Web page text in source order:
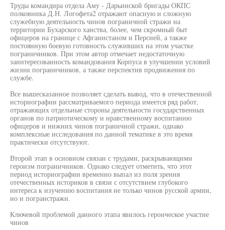
Труды командира отдела Аму - Дарьинской бригады ОКПС
полковника Д.Н. Логофета2 отражают опасную и сложную
служебную деятельность чинов пограничной стражи на
территории Бухарского ханства, более, чем скромный быт
офицеров на границе с Афганистаном и Персией, а также
постоянную боевую готовность служивших на этом участке
пограничников. При этом автор отмечает недостаточную
заинтересованность командования Корпуса в улучшении условий
жизни пограничников, а также перспектив продвижения по
службе.
Все вышесказанное позволяет сделать вывод, что в отечественной
историографии рассматриваемого периода имеется ряд работ,
отражающих отдельные стороны деятельности государственных
органов по патриотическому и нравственному воспитанию
офицеров и нижних чинов пограничной стражи, однако
комплексные исследования по данной тематике в это время
практически отсутствуют.
Второй этап в основном связан с трудами, раскрывающими
героизм пограничников. Однако следует отметить, что этот
период историографии временно выпал из поля зрения
отечественных историков в связи с отсутствием глубокого
интереса к изучению воспитания не только чинов русской армии,
но и погранстражи.
Ключевой проблемой данного этапа явилось героическое участие
чинов